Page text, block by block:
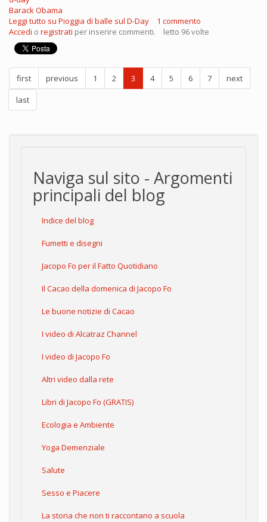
Barack Obama
Leggi tutto su Pioggia di balle sul D-Day
1 commento
Accedi o registrati per inserire commenti. letto 96 volte
first previous 1 2 3 4 5 6 7
next
last
Naviga sul sito - Argomenti
principali del blog
Indice del blog
Fumetti e disegni
Jacopo Fo per il Fatto Quotidiano
Il Cacao della domenica di Jacopo Fo
Le buone notizie di Cacao
I video di Alcatraz Channel
I video di Jacopo Fo
Altri video dalla rete
Libri di Jacopo Fo (GRATIS)
Ecologia e Ambiente
Yoga Demenziale
Salute
Sesso e Piacere
La storia che non ti raccontano a scuola